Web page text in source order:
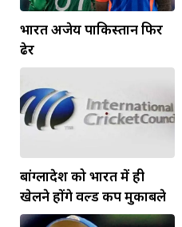
भारत अजेय पाकिस्तान फिर
ढेर
बांग्लादेश को भारत में ही
खेलने होंगे वर्ल्ड कप मुकाबले